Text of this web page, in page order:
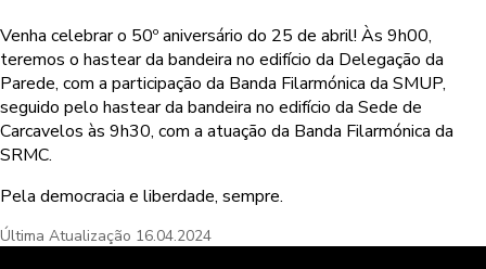
Venha celebrar o 50º aniversário do 25 de abril! Às 9h00,
teremos o hastear da bandeira no edifício da Delegação da
Parede, com a participação da Banda Filarmónica da SMUP,
seguido pelo hastear da bandeira no edifício da Sede de
Carcavelos às 9h30, com a atuação da Banda Filarmónica da
SRMC.
Pela democracia e liberdade, sempre.
Última Atualização 16.04.2024